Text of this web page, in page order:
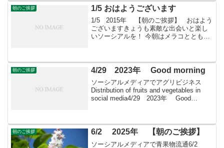
朝のご挨拶 1/5 おはようございます
1/5 2015年 【朝のご挨拶】 おはよう
ございますきょうも素敵な出会いと楽し
いソーシアルを！ 今朝はメラコととも
込みはこちら
朝のご挨拶 4/29 2023年 Good morning
ソーシアルメディアでアグリビジネス
Distribution of fruits and vegetables in
social media4/29 2023年 Good
朝のご挨拶 6/2 2025年 【朝のご挨拶】
ソーシアルメディアで青果物流通6/2